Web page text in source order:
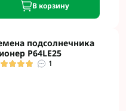
В корзину
подсолнечника
P64LE25
1